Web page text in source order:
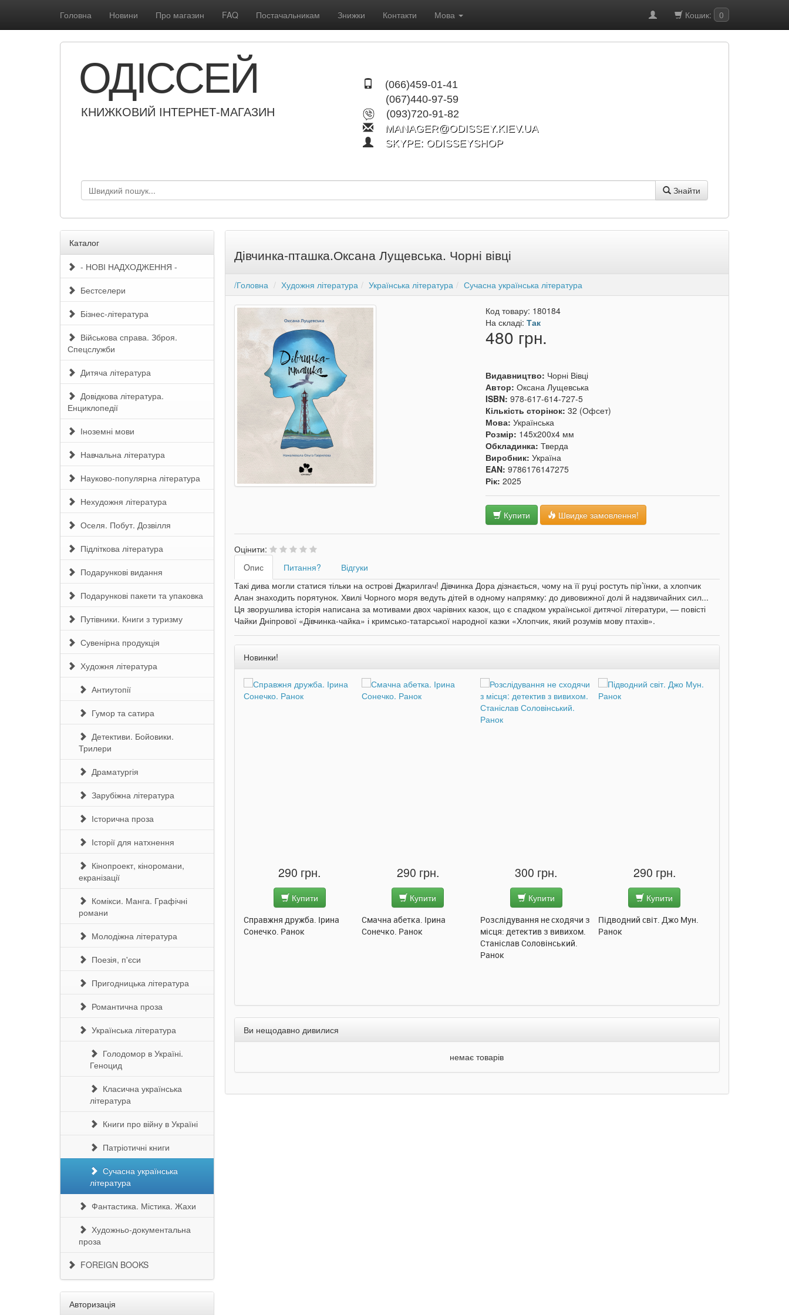
Головна Новини Про магазин FAQ Постачальникам Знижки Контакти Мова Кошик: 0
(066)459-01-41
(067)440-97-59
(093)720-91-82
MANAGER@ODISSEY.KIEV.UA
SKYPE: ODISSEYSHOP
ОДІССЕЙ
КНИЖКОВИЙ ІНТЕРНЕТ-МАГАЗИН
Знайти
Каталог
- НОВІ НАДХОДЖЕННЯ -
Бестселери
Бізнес-література
Військова справа. Зброя.
Спецслужби
Дитяча література
Довідкова література.
Енциклопедії
Іноземні мови
Навчальна література
Науково-популярна література
Нехудожня література
Оселя. Побут. Дозвілля
Підліткова література
Подарункові видання
Подарункові пакети та упаковка
Путівники. Книги з туризму
Сувенірна продукція
Художня література
Антиутопії
Гумор та сатира
Детективи. Бойовики.
Трилери
Драматургія
Зарубіжна література
Історична проза
Історії для натхнення
Кінопроект, кіноромани,
екранізації
Комікси. Манга. Графічні
романи
Молодіжна література
Поезія, п'єси
Пригодницька література
Романтична проза
Українська література
Голодомор в Україні.
Геноцид
Класична українська
література
Книги про війну в Україні
Патріотичні книги
Сучасна українська
література
Фантастика. Містика. Жахи
Художньо-документальна
проза
FOREIGN BOOKS
Авторизація
Дівчинка-пташка.Оксана Лущевська. Чорні вівці
/Головна Художня література Українська література Сучасна українська література
Код товару: 180184
На складі:Так
480 грн.
Видавництво: Чорні Вівці
Автор:Оксана Лущевська
ISBN:978-617-614-727-5
Кількість сторінок:32 (Офсет)
Мова:Українська
Розмір: 145x200x4 мм
Обкладинка:Тверда
Виробник:Україна
EAN:9786176147275
Рік:2025
Купити Швидке замовлення!
Оцінити:
Oпис
Питання?
Відгуки
Такі дива могли статися тільки на острові Джарилгач! Дівчинка Дора дізнається, чому на її руці ростуть пір’їнки, а хлопчик
Алан знаходить порятунок. Хвилі Чорного моря ведуть дітей в одному напрямку: до дивовижної долі й надзвичайних сил...
Ця зворушлива історія написана за мотивами двох чарівних казок, що є спадком української дитячої літератури, — повісті
Чайки Дніпрової «Дівчинка-чайка» і кримсько-татарської народної казки «Хлопчик, який розумів мову птахів».
Новинки!
290 грн.
Купити
Улюблена абетка. Ірина
290 грн.
Купити
Сонечко. Ранок
290 грн.
Купити
Справжня дружба. Ірина
Сонечко. Ранок
290 грн.
Купити
Смачна абетка. Ірина
Сонечко. Ранок
300 грн.
Купити
Розслідування не сходячи з
місця: детектив з вивихом.
Станіслав Соловінський.
Ранок
290 грн.
Купити
Підводний світ. Джо Мун.
Ранок
Ви нещодавно дивилися
немає товарів